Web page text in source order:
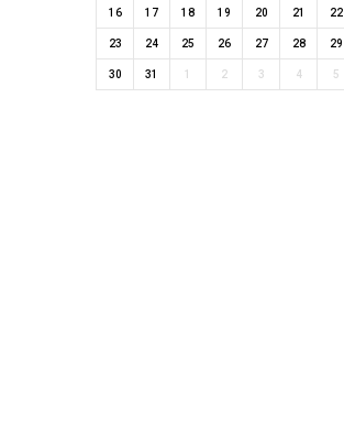
16 17 18 19 20 21 22
23 24 25 26 27 28 29
30 31 2 3 4 5